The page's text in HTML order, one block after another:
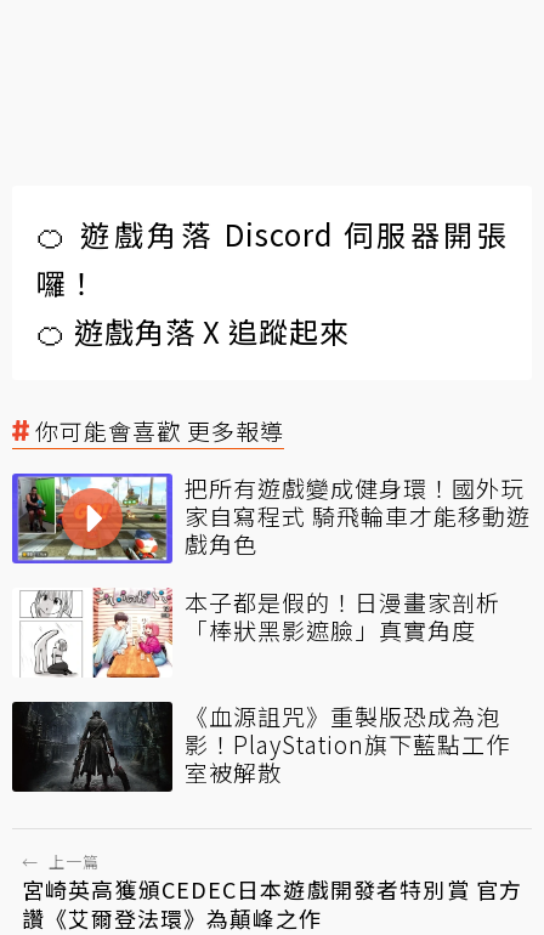
🍊 遊戲角落 Discord 伺服器開張
囉！
🍊 遊戲角落 X 追蹤起來
你可能會喜歡 更多報導
把所有遊戲變成健身環！國外玩
家自寫程式 騎飛輪車才能移動遊
戲角色
本子都是假的！日漫畫家剖析
「棒狀黑影遮臉」真實角度
《血源詛咒》重製版恐成為泡
影！PlayStation旗下藍點工作
室被解散
← 上一篇
宮崎英高獲頒CEDEC日本遊戲開發者特別賞 官方
讚《艾爾登法環》為顛峰之作